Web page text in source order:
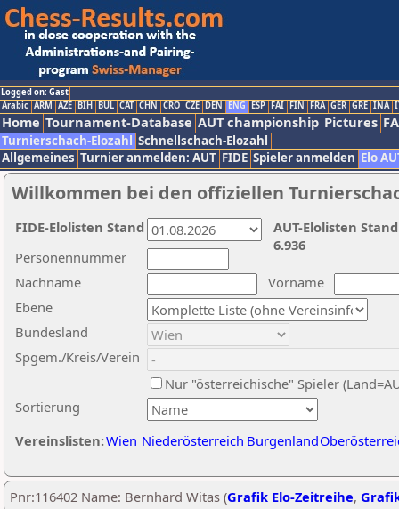
Logged on: Gast
Arabic ARM AZE BIH BUL CAT CHN CRO CZE DEN ENG ESP FAI FIN FRA GER GRE INA
Home Tournament-Database AUT championship Pictures
Turnierschach-Elozahl Schnellschach-Elozahl
Allgemeines Turnier anmelden: AUT FIDE Spieler anmelden Elo
Willkommen bei den offiziellen
Nachname
Vorname
Ebene
Sortierung
Personennummer
Bundesland
Spgem./Kreis/Verein
Nur "österreichische" Spieler
Vereinslisten:Wien Niederösterreich Burgenland
AUT-Elolisten
6.936
FIDE-Elolisten Stand
Pnr:116402 Name: Bernhard Witas (Grafik Elo-Zeitreihe,